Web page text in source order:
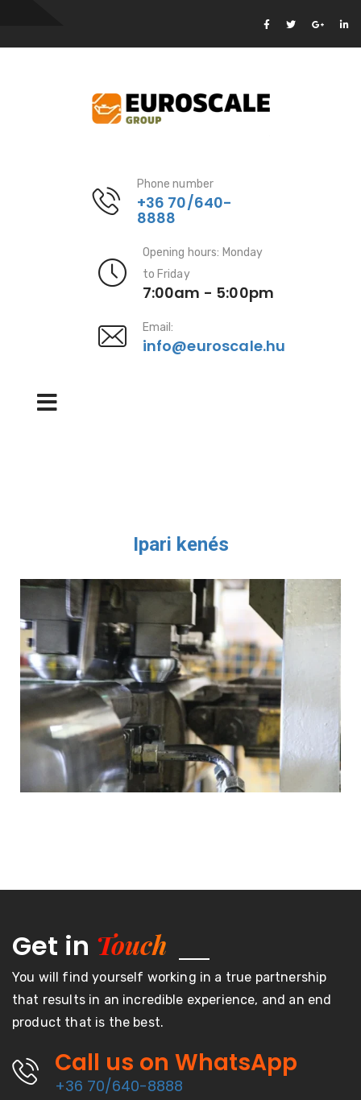
Phone number
+36 70/640-
8888
Opening hours: Monday
to Friday
7:00am - 5:00pm
Email:
info@euroscale.hu
Ipari kenés
Get in Touch
You will find yourself working in a true partnership
that results in an incredible experience, and an end
product that is the best.
Call us on WhatsApp
+36 70/640-8888